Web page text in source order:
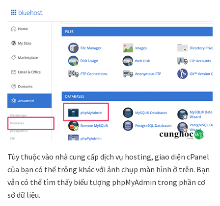
Tùy thuộc vào nhà cung cấp dịch vụ hosting, giao diện cPanel
của bạn có thể trông khác với ảnh chụp màn hình ở trên. Bạn
vẫn có thể tìm thấy biểu tượng phpMyAdmin trong phần cơ
sở dữ liệu.